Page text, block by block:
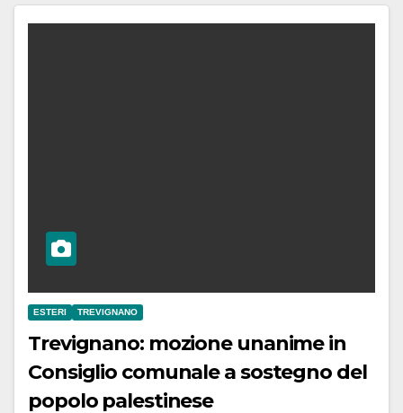
ESTERI TREVIGNANO
Trevignano: mozione unanime in
Consiglio comunale a sostegno del
popolo palestinese